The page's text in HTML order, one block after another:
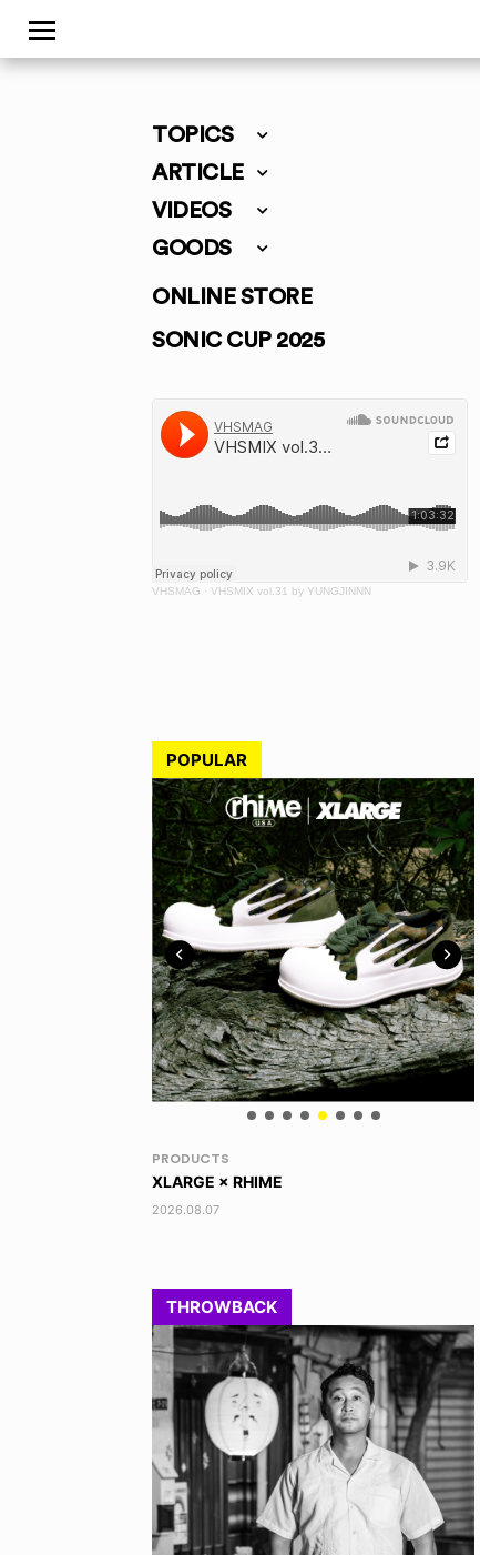
TOPICS
ARTICLE
VIDEOS
GOODS
ONLINE STORE
SONIC CUP 2025
VHSMAG · VHSMIX vol.31 by YUNGJINNN
POPULAR
RANDOM
DINOSAUR JR.
2026.08.06
THROWBACK